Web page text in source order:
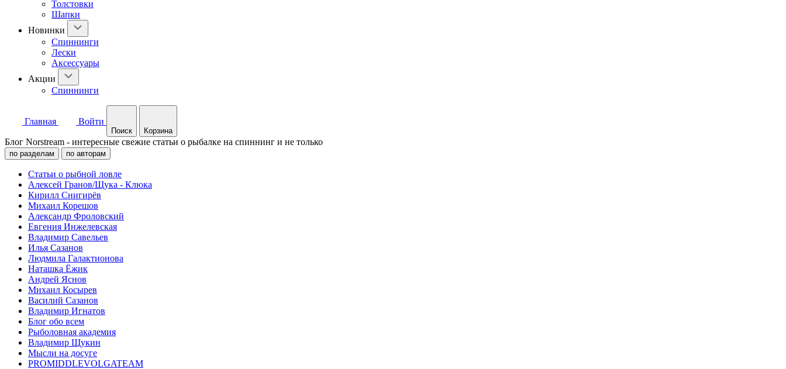
Толстовки
Шапки
Новинки
Спиннинги
Лески
Аксессуары
Акции
Спиннинги
Главная Войти
Поиск Корзина
Блог Norstream - интересные свежие статьи о рыбалке на спиннинг и не только
по разделам по авторам
Статьи о рыбной ловле
Алексей Гранов/Щука - Клюка
Кирилл Снигирёв
Михаил Корешов
Александр Фроловский
Евгения Инжелевская
Владимир Савельев
Илья Сазанов
Людмила Галактионова
Наташка Ёжик
Андрей Яснов
Михаил Косырев
Василий Сазанов
Владимир Игнатов
Блог обо всем
Рыболовная академия
Владимир Щукин
Мысли на досуге
PROMIDDLEVOLGATEAM